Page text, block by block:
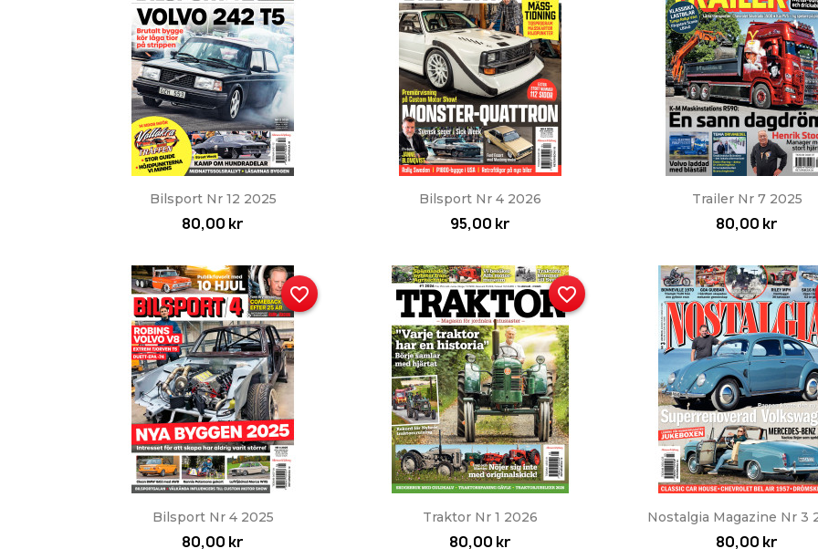
Snabbvy
Bilsport Nr 12 2025
80,00 kr
Snabbvy
Bilsport Nr 4 2026
95,00 kr
Snabbvy
Trailer Nr 7 2025
80,00 kr
Snabbvy
Bilsport Nr 4 2025
80,00 kr
favorite_border
Snabbvy
Traktor Nr 1 2026
80,00 kr
favorite_border
Snabbvy
Nostalgia Magazine Nr 3
80,00 kr